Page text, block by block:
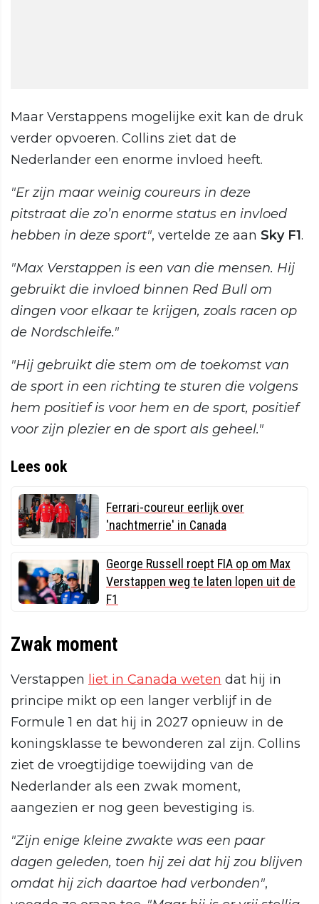
Maar Verstappens mogelijke exit kan de druk
verder opvoeren. Collins ziet dat de
Nederlander een enorme invloed heeft.
"Er zijn maar weinig coureurs in deze
pitstraat die zo’n enorme status en invloed
hebben in deze sport", vertelde ze aan Sky F1.
"Max Verstappen is een van die mensen. Hij
gebruikt die invloed binnen Red Bull om
dingen voor elkaar te krijgen, zoals racen op
de Nordschleife."
"Hij gebruikt die stem om de toekomst van
de sport in een richting te sturen die volgens
hem positief is voor hem en de sport, positief
voor zijn plezier en de sport als geheel."
Lees ook
Ferrari-coureur eerlijk over
'nachtmerrie' in Canada
George Russell roept FIA op om Max
Verstappen weg te laten lopen uit de
F1
Zwak moment
Verstappen liet in Canada weten dat hij in
principe mikt op een langer verblijf in de
Formule 1 en dat hij in 2027 opnieuw in de
koningsklasse te bewonderen zal zijn. Collins
ziet de vroegtijdige toewijding van de
Nederlander als een zwak moment,
aangezien er nog geen bevestiging is.
"Zijn enige kleine zwakte was een paar
dagen geleden, toen hij zei dat hij zou blijven
omdat hij zich daartoe had verbonden",